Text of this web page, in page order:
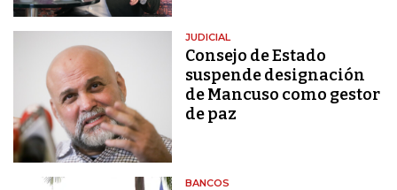
JUDICIAL
Consejo de Estado
suspende designación
de Mancuso como gestor
de paz
BANCOS